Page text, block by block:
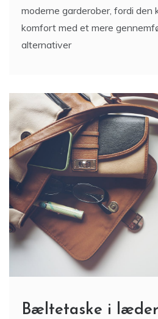
moderne garderober, fordi
komfort med et mere
alternativer
Bæltetaske i